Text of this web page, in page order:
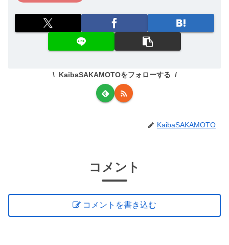
KaibaSAKAMOTOをフォローする
KaibaSAKAMOTO
コメント
コメントを書き込む